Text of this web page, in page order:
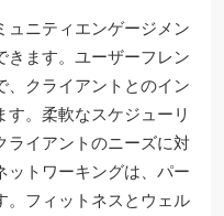
ュニティエンゲージメン
きます。ユーザーフレン
、クライアントとのイン
。柔軟なスケジューリ
ライアントのニーズに対
ットワーキングは、パー
。フィットネスとウェル